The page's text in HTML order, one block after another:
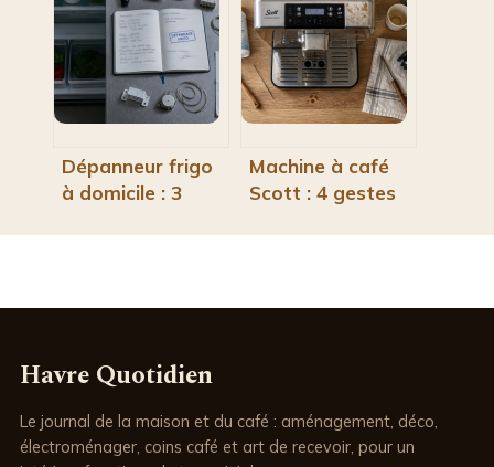
réglages pour
réduire votre
facture
tradition culinaire
et risques pour la
santé
Dépanneur frigo
à domicile : 3
Machine à café
Scott : 4 gestes
Havre Quotidien
Le journal de la maison et du café : aménagement, déco,
électroménager, coins café et art de recevoir, pour un